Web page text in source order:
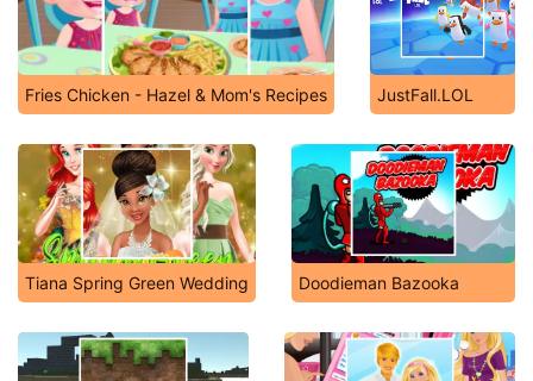
Fries Chicken - Hazel & Mom's Recipes JustFall.LOL
Tiana Spring Green Wedding Doodieman Bazooka